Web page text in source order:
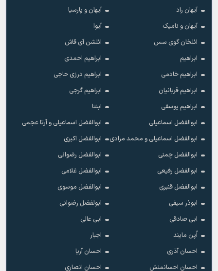
آیهان راد
آیهان و پارسیا
آیهان و نامیک
آیوا
ائلخان گوی سس
ائلشن آی قاش
ابراهیم
ابراهیم احمدی
ابراهیم خادمی
ابراهیم درزی حاجی
ابراهیم قربانیان
ابراهیم گرجی
ابراهیم یوسفی
ابنتا
ابوالفضل اسماعیلی
ابوالفضل اسماعیلی و آرتا عجمی
ابوالفضل اسماعیلی و محمد مرادی
ابوالفضل اکبری
ابوالفضل چمنی
ابوالفضل رضوانی
ابوالفضل رفیعی
ابوالفضل غلامی
ابوالفضل قنبری
ابوالفضل موسوی
ابوذر سیفی
ابولفضل رضوانی
ابی صادقی
ابی عالی
اُپن مایند
اجبار
احسان آذری
احسان آریا
احسان احسانمنش
احسان انصاری